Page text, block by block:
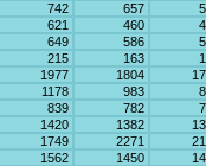
742 657
621 460
649 586
215 163
1977 1804
1178 983
839 782
1420 1382
1749 2271
1562 1450